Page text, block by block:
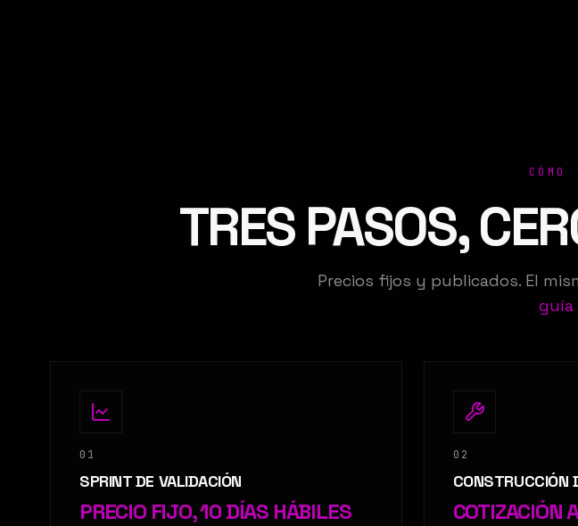
CÓMO
TRES PASOS,
Precios fijos y publicados. El
guía
01
SPRINT DE VALIDACIÓN
PRECIO FIJO, 10 DÍAS HÁBILES
02
CONSTRUCCIÓN
COTIZACIÓN